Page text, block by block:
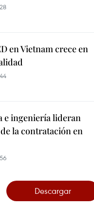
en Vietnam crece en
e ingeniería lideran
la contratación en
Descargar